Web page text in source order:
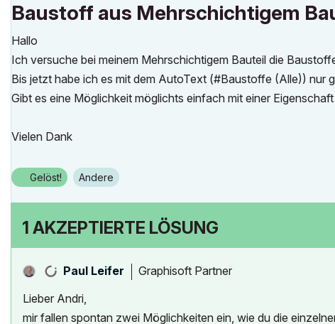
Baustoff aus Mehrschichtigem
Hallo
Ich versuche bei meinem Mehrschichtigem Bauteil die
Bis jetzt habe ich es mit dem AutoText (#Baustoffe (Alle)) nur
Gibt es eine Möglichkeit möglichts einfach mit einer
Vielen Dank
Gelöst! Andere
1 AKZEPTIERTE LÖSUNG
Paul Leifer Graphisoft Partner
Lieber Andri,
mir fallen spontan zwei Möglichkeiten ein, wie du die